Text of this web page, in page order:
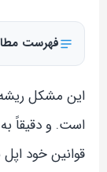
فهرست
این مشکل
است. و دقیقاً
قوانین خود اپل